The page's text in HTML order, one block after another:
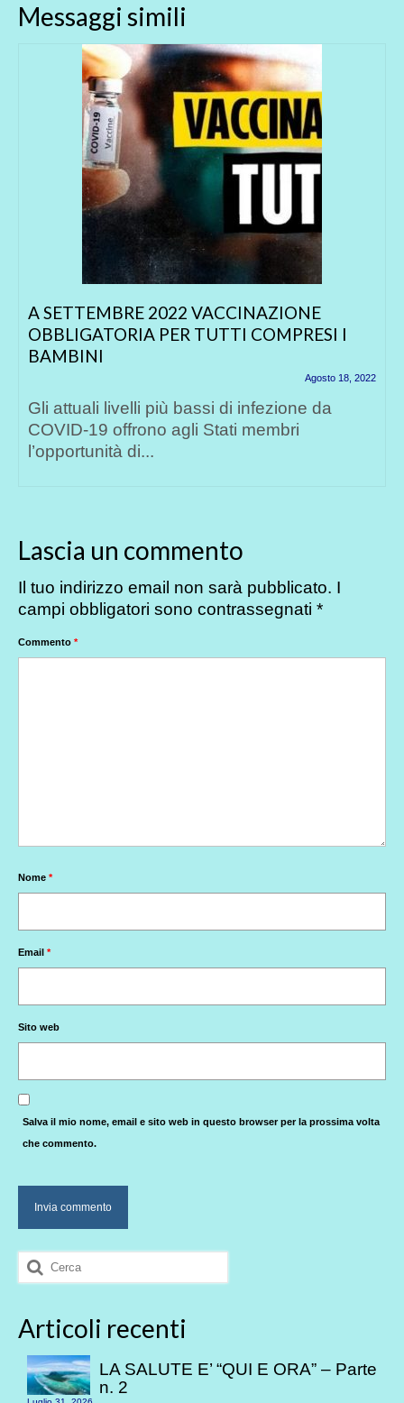
Messaggi simili
A SETTEMBRE 2022 VACCINAZIONE
OBBLIGATORIA PER TUTTI COMPRESI I
BAMBINI
Agosto 18, 2022
Gli attuali livelli più bassi di infezione da
COVID-19 offrono agli Stati membri
l’opportunità di...
Lascia un commento
Il tuo indirizzo email non sarà pubblicato. I
campi obbligatori sono contrassegnati *
Commento *
Nome *
Email *
Sito web
Salva il mio nome, email e sito web in questo browser per la prossima volta
che commento.
Cerca:
Articoli recenti
LA SALUTE E’ “QUI E ORA” – Parte
n. 2